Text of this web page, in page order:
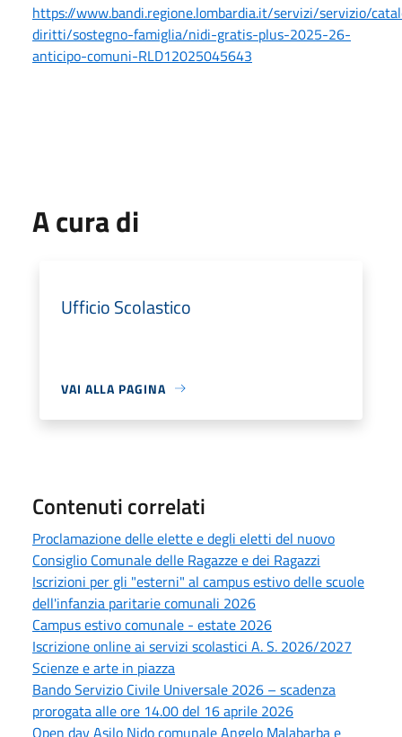
https://www.bandi.regione.lombardia.it/servizi/servizio/
diritti/sostegno-famiglia/nidi-gratis-plus-2025-26-
anticipo-comuni-RLD12025045643
A cura di
Ufficio Scolastico
VAI ALLA PAGINA
Contenuti correlati
Proclamazione delle elette e degli eletti del nuovo
Consiglio Comunale delle Ragazze e dei Ragazzi
Iscrizioni per gli "esterni" al campus estivo delle scuole
dell'infanzia paritarie comunali 2026
Campus estivo comunale - estate 2026
Iscrizione online ai servizi scolastici A. S. 2026/2027
Scienze e arte in piazza
Bando Servizio Civile Universale 2026 – scadenza
prorogata alle ore 14.00 del 16 aprile 2026
Open day Asilo Nido comunale Angelo Malabarba e